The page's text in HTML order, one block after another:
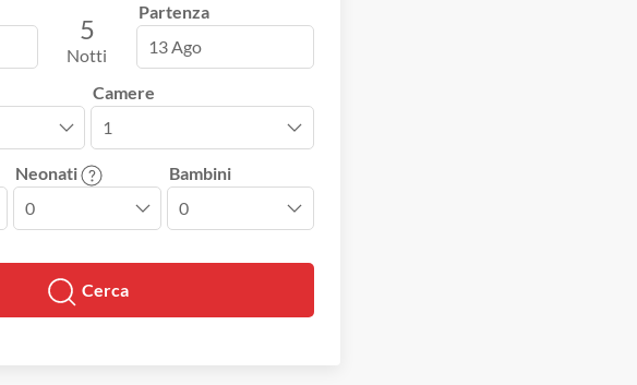
5
Notti
Partenza
13 Ago
Camere
Neonati Bambini
Cerca